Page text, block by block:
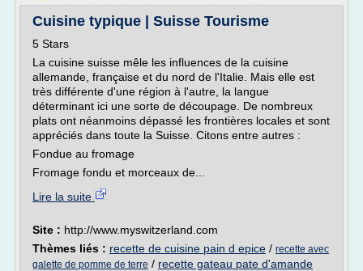
Cuisine typique | Suisse Tourisme
5 Stars
La cuisine suisse mêle les influences de la cuisine
allemande, française et du nord de l'Italie. Mais elle est
très différente d'une région à l'autre, la langue
déterminant ici une sorte de découpage. De nombreux
plats ont néanmoins dépassé les frontières locales et sont
appréciés dans toute la Suisse. Citons entre autres :
Fondue au fromage
Fromage fondu et morceaux de...
Lire la suite
Site : http://www.myswitzerland.com
Thèmes liés : recette de cuisine pain d epice / recette avec
galette de pomme de terre / recette gateau pate d'amande